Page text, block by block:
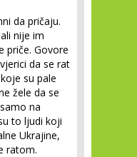
da pričaju.
nije im
priče. Govore
da se rat
su pale
žele da se
na
to ljudi koji
Ukrajine,
ratom.